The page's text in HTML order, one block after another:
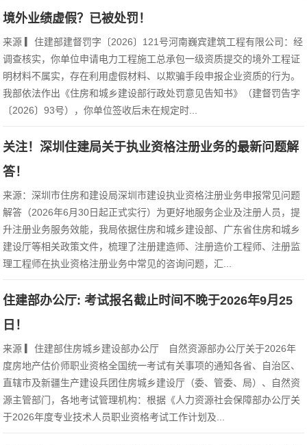
境外业绩虚假？已被处罚！
来源 ▎住建部建督罚字〔2026〕121号河南巍宾建筑工程有限公司：经
调查核实，你单位申请电力工程施工总承包一级资质提交的境外工程证
明材料不属实，存在利用虚假材料、以欺骗手段申报企业资质的行为。
我部依法作出《住房和城乡建设部行政处罚意见告知书》（建督罚告字
〔2026〕93号），你单位签收后未在规定时...
关注！深圳住建局关于执业资格注册业务的最新问题解
答！
来源：深圳市住房和建设局深圳市建设执业资格注册业务申报常见问题
解答（2026年6月30日起正式实行）为更好地服务企业及注册人员，提
升注册业务服务效能，我局依据住房和城乡建设部、广东省住房和城乡
建设厅等相关政策文件，梳理了注册建造师、注册造价工程师、注册监
理工程师在执业资格注册业务中常见的咨询问题，汇...
住建部办公厅: 考试报名截止时间不晚于2026年9月25
日！
来源 ▎住建部住房城乡建设部办公厅 自然资源部办公厅关于2026年
度房地产估价师职业资格全国统一考试有关事项的通知各省、自治区、
直辖市及新疆生产建设兵团住房城乡建设厅（委、管委、局）、自然资
源主管部门，各地考试管理机构：根据《人力资源社会保障部办公厅关
于2026年度专业技术人员职业资格考试工作计划及...